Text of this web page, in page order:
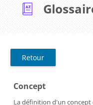
Retour
Concept
La définition d'un concept